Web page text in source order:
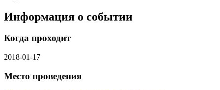
Информация о событии
Когда проходит
2018-01-17
Место проведения